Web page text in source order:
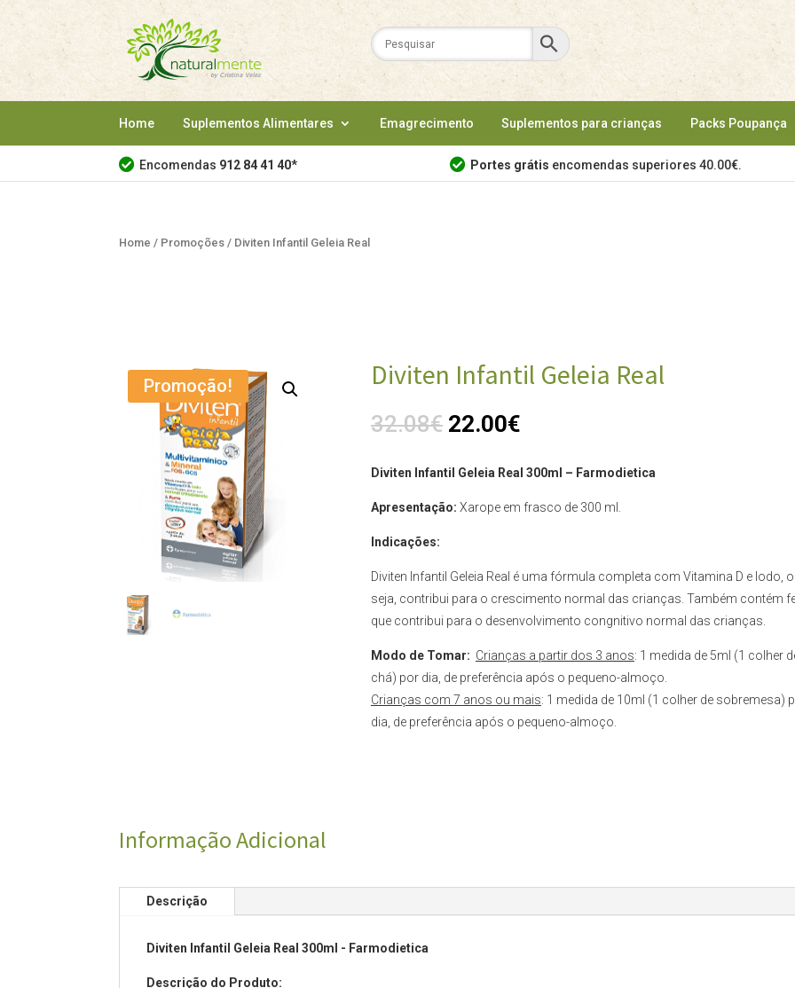
Home Suplementos Alimentares Emagrecimento Suplementos para crianças Packs Poupança
Encomendas 912 84 41 40* Portes grátis encomendas superiores 40.00€.
Home / Promoções / Diviten Infantil Geleia Real
Promoção! Diviten Infantil Geleia Real
32.08€ 22.00€
Diviten Infantil Geleia Real 300ml – Farmodietica
Apresentação: Xarope em frasco de 300 ml.
Indicações:
Diviten Infantil Geleia Real é uma fórmula completa com Vitamina D e Iodo,
seja, contribui para o crescimento normal das crianças. Também contém
que contribui para o desenvolvimento congnitivo normal das crianças.
Modo de Tomar: Crianças a partir dos 3 anos: 1 medida de 5ml (1 colher
chá) por dia, de preferência após o pequeno-almoço.
Crianças com 7 anos ou mais: 1 medida de 10ml (1 colher de sobremesa)
dia, de preferência após o pequeno-almoço.
Informação Adicional
Descrição
Diviten Infantil Geleia Real 300ml - Farmodietica
Descrição do Produto: